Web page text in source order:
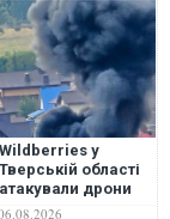
Wildberries у
Тверській області
атакували дрони